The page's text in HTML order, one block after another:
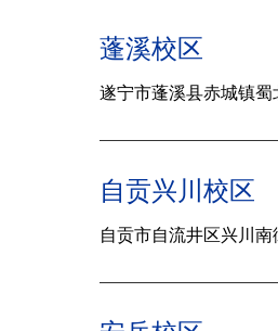
蓬溪校区
遂宁市蓬溪县赤城镇
自贡兴川校区
自贡市自流井区兴川南